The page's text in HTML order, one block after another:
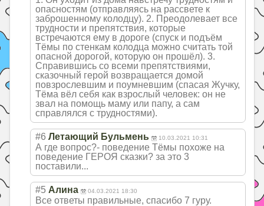
опасностям (отправляясь на рассвете к
заброшенному колодцу). 2. Преодолевает все
трудности и препятствия, которые
встречаются ему в дороге (спуск и подъём
Тёмы по стенкам колодца можно считать той
опасной дорогой, которую он прошёл). 3.
Справившись со всеми препятствиями,
сказочный герой возвращается домой
повзрослевшим и поумневшим (спасая Жучку,
Тёма вёл себя как взрослый человек: он не
звал на помощь маму или папу, а сам
справлялся с трудностями).
#6 Летающий Бульмень 10.03.2021 10:31
А где вопрос?- поведение Тёмы похоже на
поведение ГЕРОЯ сказки? за это 3
поставили...
#5 Алина 04.03.2021 18:30
Все ответы правильные, спасибо 7 гуру.